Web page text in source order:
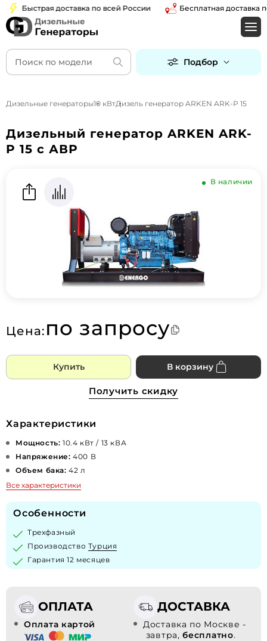
Быстрая доставка по всей России Бесплатная доставка по
Подбор
Дизельные генераторы10 кВтДизель генератор ARKEN ARK-P 15
Дизельный генератор ARKEN ARK-
P 15 с АВР
В наличии
Цена: по запросу
Купить В корзину
Получить скидку
Характеристики
Мощность: 10.4 кВт / 13 кВА
Напряжение: 400 В
Объем бака: 42 л
Все характеристики
Особенности
Трехфазный
Производство Турция
Гарантия 12 месяцев
ОПЛАТА
Оплата картой
ДОСТАВКА
Доставка по Москве -
завтра,бесплатно.